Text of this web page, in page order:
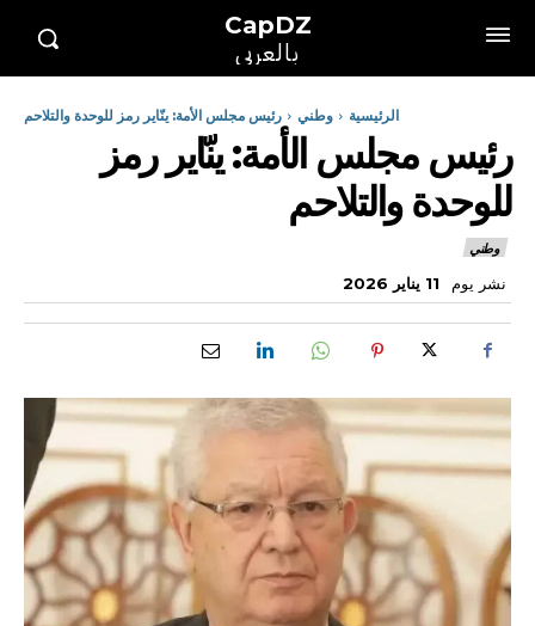
CapDZ
بالعربي
الرئيسية وطني رئيس مجلس الأمة: ينّاير رمز للوحدة والتلاحم
رئيس مجلس الأمة: ينّاير رمز
للوحدة والتلاحم
وطني
نشر يوم 11 يناير 2026